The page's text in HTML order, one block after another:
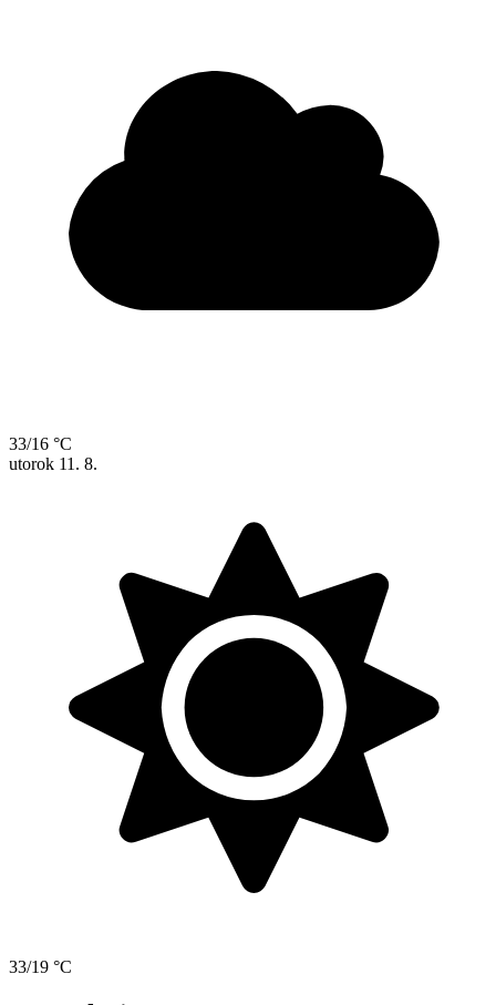
33/16 °C
utorok 11. 8.
33/19 °C